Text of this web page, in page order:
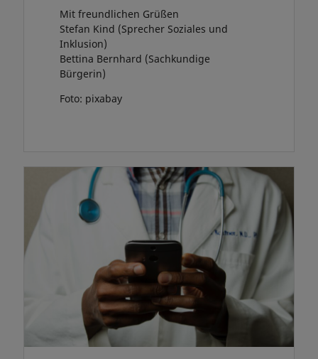
Mit freundlichen Grüßen
Stefan Kind (Sprecher Soziales und
Inklusion)
Bettina Bernhard (Sachkundige
Bürgerin)
Foto: pixabay